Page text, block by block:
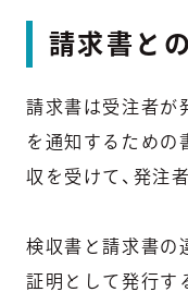
請求書と
請求書は受注者が
を通知するための
収を受けて、発注
検収書と請求書の
証明として発行す